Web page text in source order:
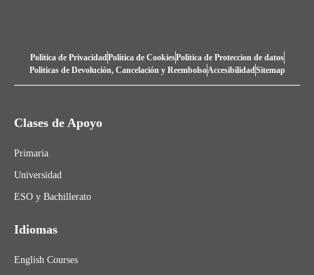
Política de PrivacidadPolítica de CookiesPolítica de Proteccion de datos
Politicas de Devolución, Cancelación y ReembolsoAccesibilidadSitemap
Clases de Apoyo
Primaria
Universidad
ESO y Bachillerato
Idiomas
English Courses